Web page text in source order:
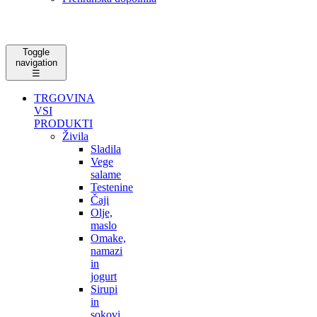
Toggle
navigation
☰
TRGOVINA
VSI
PRODUKTI
Živila
Sladila
Vege
salame
Testenine
Čaji
Olje,
maslo
Omake,
namazi
in
jogurt
Sirupi
in
sokovi